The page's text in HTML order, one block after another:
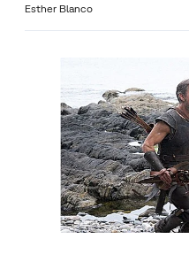
Esther Blanco